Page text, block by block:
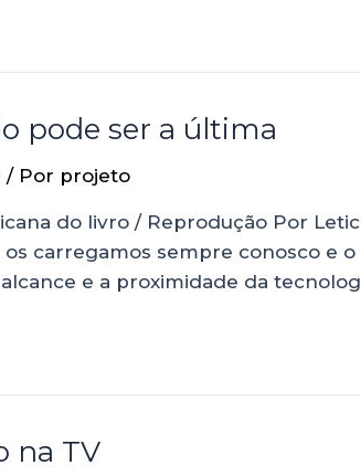
pode ser a última
/ Por projeto
do livro / Reprodução Por
carregamos sempre conosco e
e a proximidade da
na TV